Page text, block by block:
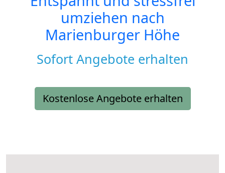
umziehen nach
Marienburger Höhe
Sofort Angebote erhalten
Kostenlose Angebote erhalten